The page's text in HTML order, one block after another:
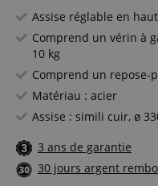
Assise réglable en
Comprend un vérin à
10 kg
Comprend un repose-
Matériau : acier
Assise : simili cuir, ø
3 ans de garantie
30 jours argent